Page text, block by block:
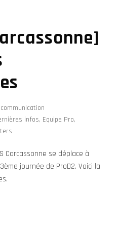
communication
infos, Equipe Pro,
Carcassonne se déplace à
journée de ProD2. Voici la